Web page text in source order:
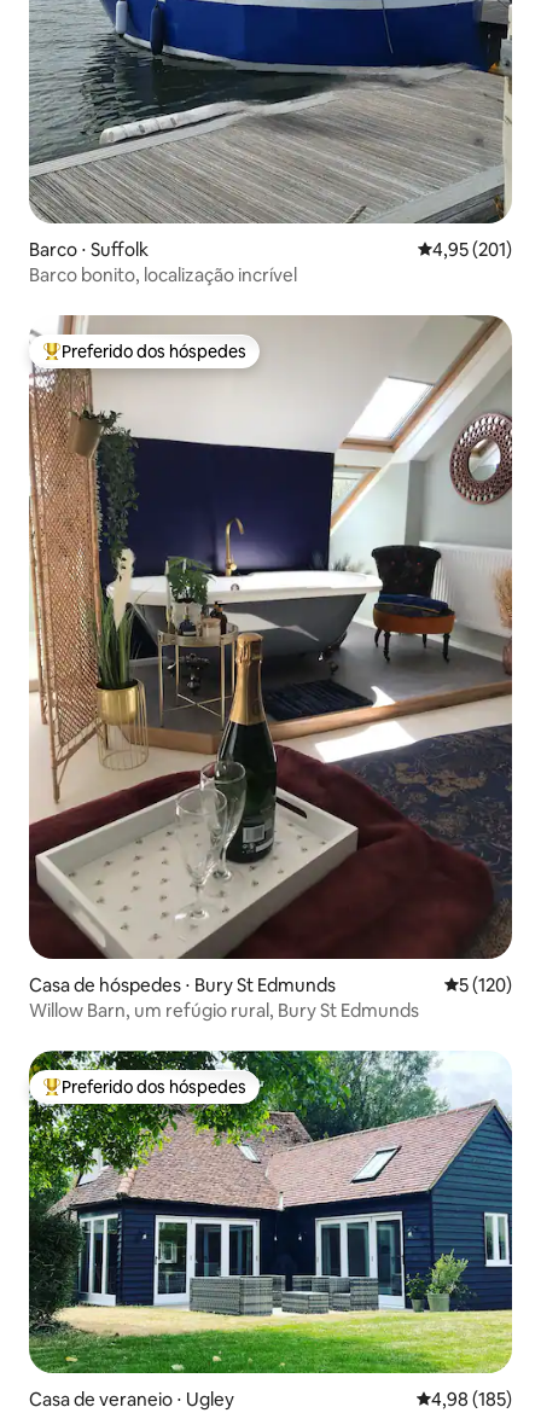
Barco ⋅ Suffolk 4,95 de uma
4,95 (201)
Barco bonito, localização incrível
Entre os melhores preferidos dos hóspedes
Preferido dos hóspedes
Casa de hóspedes ⋅ Bury St Edmunds 5 de uma
5 (120)
Willow Barn, um refúgio rural, Bury St Edmunds
Entre os melhores preferidos dos hóspedes
Preferido dos hóspedes
Casa de veraneio ⋅ Ugley 4,98 de uma
4,98 (185)